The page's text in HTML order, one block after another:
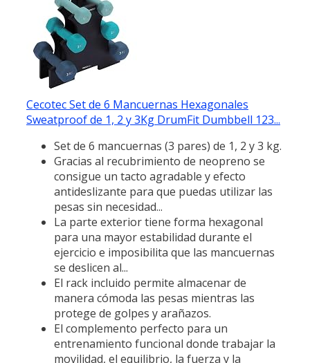
Cecotec Set de 6 Mancuernas Hexagonales
Sweatproof de 1, 2 y 3Kg DrumFit Dumbbell 123...
Set de 6 mancuernas (3 pares) de 1, 2 y 3 kg.
Gracias al recubrimiento de neopreno se
consigue un tacto agradable y efecto
antideslizante para que puedas utilizar las
pesas sin necesidad...
La parte exterior tiene forma hexagonal
para una mayor estabilidad durante el
ejercicio e imposibilita que las mancuernas
se deslicen al...
El rack incluido permite almacenar de
manera cómoda las pesas mientras las
protege de golpes y arañazos.
El complemento perfecto para un
entrenamiento funcional donde trabajar la
movilidad, el equilibrio, la fuerza y la